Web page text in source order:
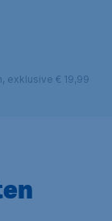
exklusive € 19,99